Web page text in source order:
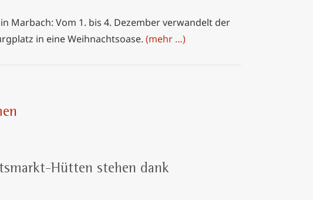
Marbach: Vom 1. bis 4. Dezember verwandelt der
in eine Weihnachtsoase. (mehr …)
Hütten stehen dank